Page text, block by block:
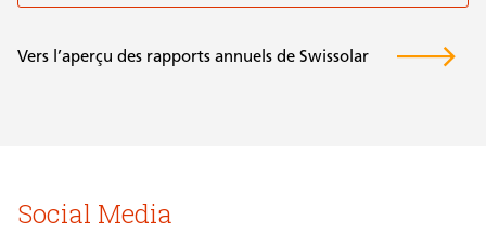
Vers l’aperçu des rapports annuels de Swissolar
Social Media